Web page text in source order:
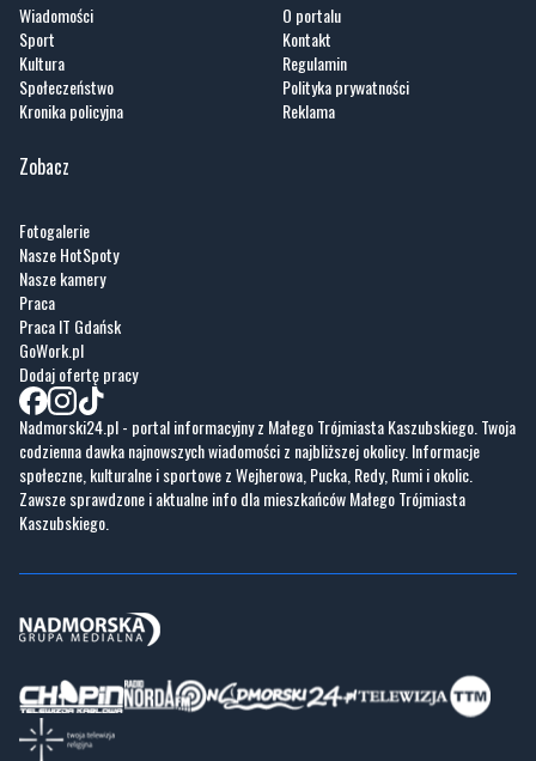
Wiadomości
Sport
Kultura
Społeczeństwo
Kronika policyjna
O portalu
Kontakt
Regulamin
Polityka prywatności
Reklama
Zobacz
Fotogalerie
Nasze HotSpoty
Nasze kamery
Praca
Praca IT Gdańsk
GoWork.pl
Dodaj ofertę pracy
Nadmorski24.pl - portal informacyjny z Małego Trójmiasta Kaszubskiego. Twoja
codzienna dawka najnowszych wiadomości z najbliższej okolicy. Informacje
społeczne, kulturalne i sportowe z Wejherowa, Pucka, Redy, Rumi i okolic.
Zawsze sprawdzone i aktualne info dla mieszkańców Małego Trójmiasta
Kaszubskiego.